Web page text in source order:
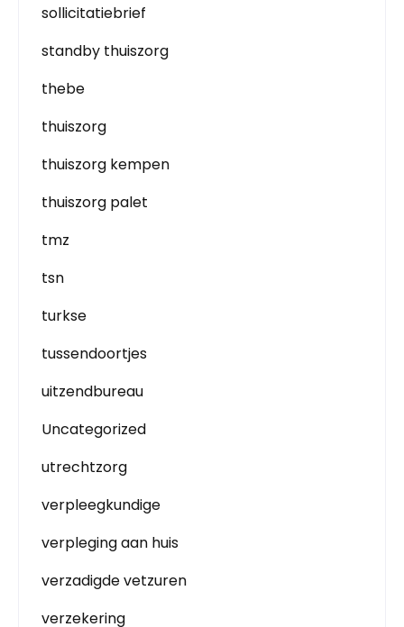
sollicitatiebrief
standby thuiszorg
thebe
thuiszorg
thuiszorg kempen
thuiszorg palet
tmz
tsn
turkse
tussendoortjes
uitzendbureau
Uncategorized
utrechtzorg
verpleegkundige
verpleging aan huis
verzadigde vetzuren
verzekering